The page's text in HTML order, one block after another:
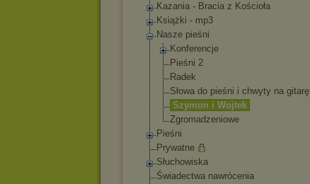
Kazania - Bracia z Kościoła
Książki - mp3
Nasze pieśni
Konferencje
Pieśni 2
Radek
Słowa do pieśni i chwyty na gitarę
Szymon i Wojtek
Zgromadzeniowe
Pieśni
Prywatne
Słuchowiska
Świadectwa nawrócenia